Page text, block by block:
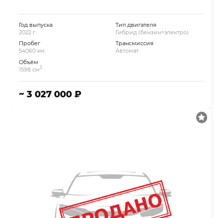
Год выпуска
2022 г.
Пробег
54060 км.
Объём
1598 см3
Тип двигателя
Гибрид (бензин+электро)
Трансмиссия
Автомат
~ 3 027 000 ₽